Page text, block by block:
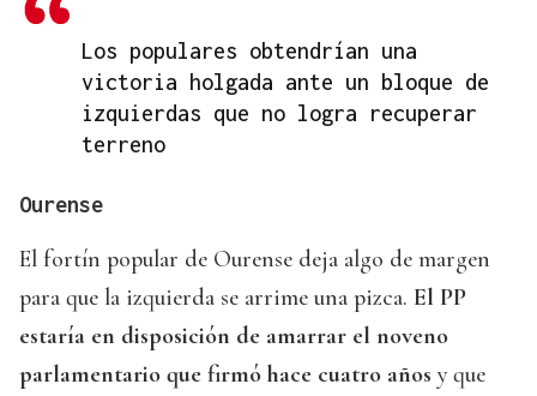
Los populares obtendrían una
victoria holgada ante un bloque de
izquierdas que no logra recuperar
terreno
Ourense
El fortín popular de Ourense deja algo de margen
para que la izquierda se arrime una pizca. El PP
estaría en disposición de amarrar el noveno
parlamentario que firmó hace cuatro años y que